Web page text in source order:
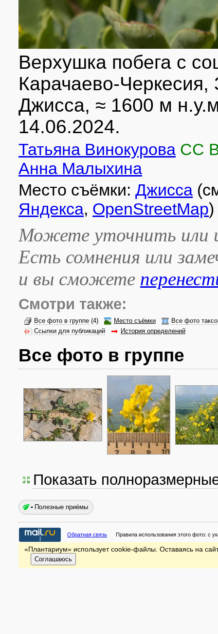
Верхушка побега с
Карачаево-Черкесия,
Джисса, ≈ 1600 м
14.06.2024.
Татьяна Винокурова CC
Анна Малыхина
Место съёмки: Джисса
Яндекса, OpenStreetMap)
Можете уточнить или
Есть сомнения или
и вы сможете
Смотри также:
Все фото в группе (4) Место съёмки
Все фото
Ссылки для публикаций
История определений
Все фото в группе
Показать
Полезные приёмы
Обратная связь Правила использования этого фото: с
«Плантариум» использует cookie-файлы. Оставаясь на
Соглашаюсь